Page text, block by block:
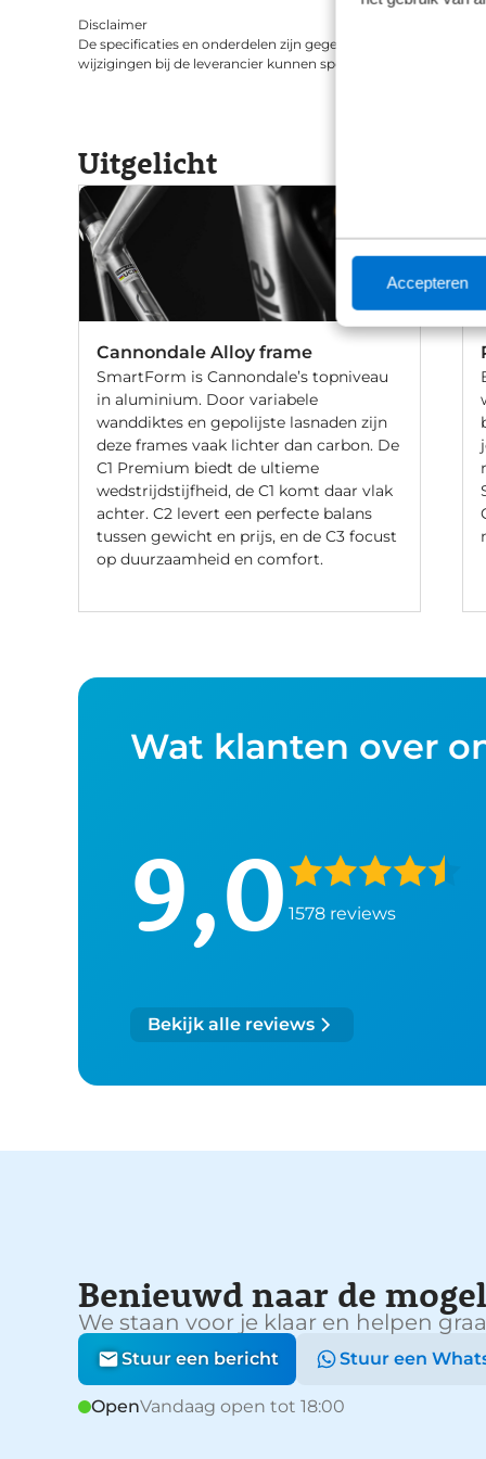
Accepteren
Disclaimer
De specificaties en onderdelen zijn gegeven op basis van
wijzigingen bij de leverancier kunnen specificaties afwijken.
Uitgelicht
Cannondale Alloy frame
SmartForm is Cannondale’s topniveau
in aluminium. Door variabele
wanddiktes en gepolijste lasnaden zijn
deze frames vaak lichter dan carbon. De
C1 Premium biedt de ultieme
wedstrijdstijfheid, de C1 komt daar vlak
achter. C2 levert een perfecte balans
tussen gewicht en prijs, en de C3 focust
op duurzaamheid en comfort.
Wat klanten over
9,0 1578 reviews
Bekijk alle reviews
Benieuwd naar de
We staan voor je klaar en helpen
Stuur een bericht Stuur een
OpenVandaag open tot 18:00